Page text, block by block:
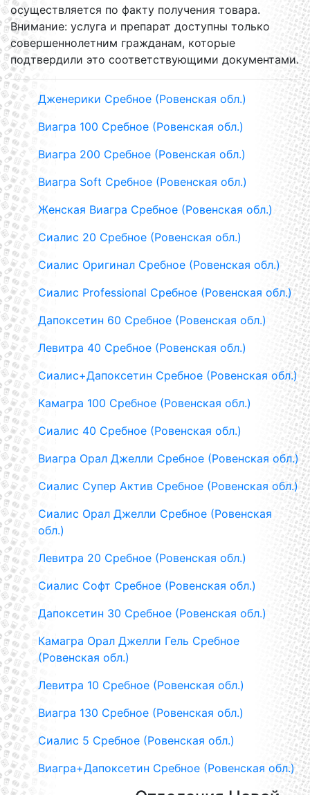
осуществляется по факту получения товара.
Внимание: услуга и препарат доступны только
совершеннолетним гражданам, которые
подтвердили это соответствующими документами.
Дженерики Сребное (Ровенская обл.)
Виагра 100 Сребное (Ровенская обл.)
Виагра 200 Сребное (Ровенская обл.)
Виагра Soft Сребное (Ровенская обл.)
Женская Виагра Сребное (Ровенская обл.)
Сиалис 20 Сребное (Ровенская обл.)
Сиалис Оригинал Сребное (Ровенская обл.)
Сиалис Professional Сребное (Ровенская обл.)
Дапоксетин 60 Сребное (Ровенская обл.)
Левитра 40 Сребное (Ровенская обл.)
Сиалис+Дапоксетин Сребное (Ровенская обл.)
Камагра 100 Сребное (Ровенская обл.)
Сиалис 40 Сребное (Ровенская обл.)
Виагра Орал Джелли Сребное (Ровенская обл.)
Сиалис Супер Актив Сребное (Ровенская обл.)
Сиалис Орал Джелли Сребное (Ровенская
обл.)
Левитра 20 Сребное (Ровенская обл.)
Сиалис Софт Сребное (Ровенская обл.)
Дапоксетин 30 Сребное (Ровенская обл.)
Камагра Орал Джелли Гель Сребное
(Ровенская обл.)
Левитра 10 Сребное (Ровенская обл.)
Виагра 130 Сребное (Ровенская обл.)
Сиалис 5 Сребное (Ровенская обл.)
Виагра+Дапоксетин Сребное (Ровенская обл.)